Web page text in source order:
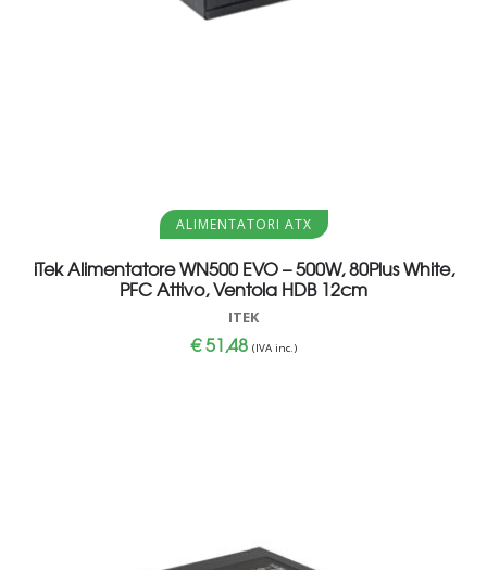
Aggiungi al carrello
ALIMENTATORI ATX
iTek Alimentatore WN500 EVO – 500W, 80Plus White,
PFC Attivo, Ventola HDB 12cm
ITEK
€51,48 (IVA inc.)